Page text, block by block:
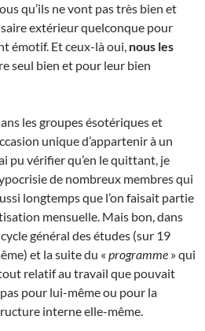
qu’ils ne vont pas très bien et
extérieur quelconque pour
émotif. Et ceux-là oui, nous les
seul bien et pour leur bien
les groupes ésotériques et
unique d’appartenir à un
pu vérifier qu’en le quittant, je
de nombreux membres qui
longtemps que l’on faisait partie
mensuelle. Mais bon, dans
général des études (sur 19
et la suite du « programme » qui
relatif au travail que pouvait
pour lui-même ou pour la
interne elle-même.